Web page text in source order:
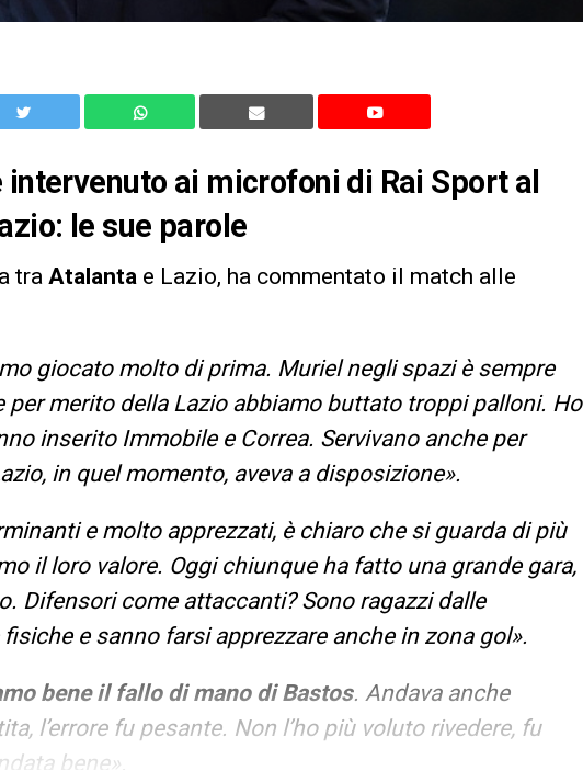
intervenuto ai microfoni di Rai Sport al
le sue parole
tra Atalanta e Lazio, ha commentato il match alle
giocato molto di prima. Muriel negli spazi è sempre
merito della Lazio abbiamo buttato troppi palloni. Ho
inserito Immobile e Correa. Servivano anche per
in quel momento, aveva a disposizione».
e molto apprezzati, è chiaro che si guarda di più
il loro valore. Oggi chiunque ha fatto una grande gara,
Difensori come attaccanti? Sono ragazzi dalle
e sanno farsi apprezzare anche in zona gol».
bene il fallo di mano di Bastos. Andava anche
l’errore fu pesante. Non l’ho più voluto rivedere, fu
bene».